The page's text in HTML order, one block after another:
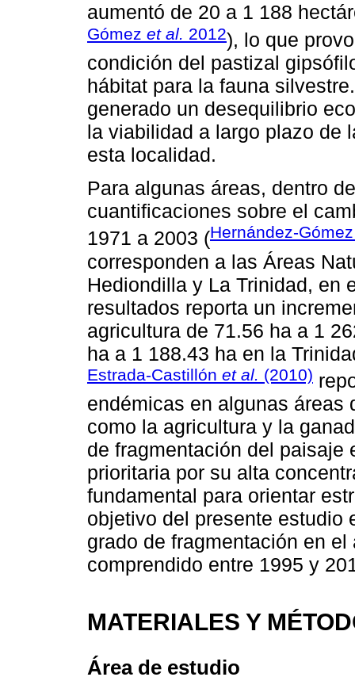
aumentó de 20 a 1 188
Gómez et al. 2012), lo que
condición del pastizal
hábitat para la fauna
generado un desequilibrio
la viabilidad a largo plazo de
esta localidad.
Para algunas áreas, dentro
cuantificaciones sobre el
1971 a 2003 (Hernández-
corresponden a las Áreas
Hediondilla y La Trinidad, en
resultados reporta un
agricultura de 71.56 ha a 1
ha a 1 188.43 ha en la
Estrada-Castillón et al. (2010)
endémicas en algunas áreas
como la agricultura y la
de fragmentación del paisaje
prioritaria por su alta
fundamental para orientar
objetivo del presente estudio
grado de fragmentación en
comprendido entre 1995 y
MATERIALES Y
Área de estudio